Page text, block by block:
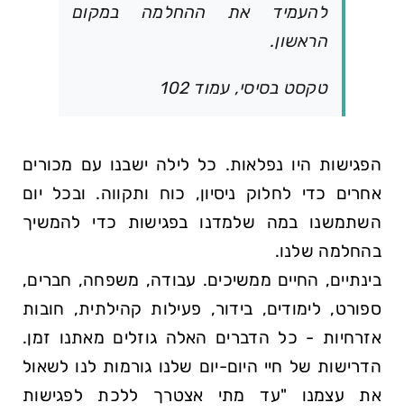
להעמיד את ההחלמה במקום
הראשון.
טקסט בסיסי, עמוד 102
הפגישות היו נפלאות. כל לילה ישבנו עם מכורים
אחרים כדי לחלוק ניסיון, כוח ותקווה. ובכל יום
השתמשנו במה שלמדנו בפגישות כדי להמשיך
בהחלמה שלנו.
בינתיים, החיים ממשיכים. עבודה, משפחה, חברים,
ספורט, לימודים, בידור, פעילות קהילתית, חובות
אזרחיות - כל הדברים האלה גוזלים מאתנו זמן.
הדרישות של חיי היום-יום שלנו גורמות לנו לשאול
את עצמנו
עד מתי אצטרך ללכת לפגישות